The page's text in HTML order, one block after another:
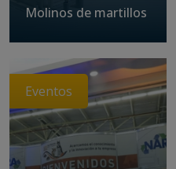
Molinos de martillos
Eventos